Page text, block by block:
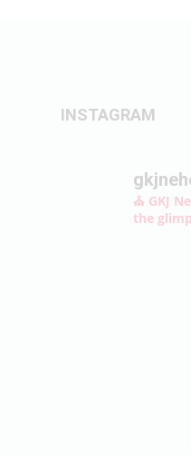
INSTAGRAM
⛪ GKJ
the